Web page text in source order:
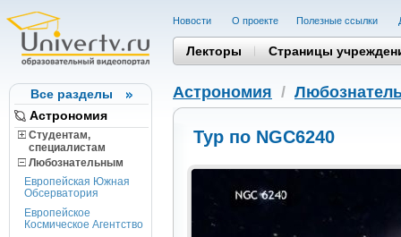
Все разделы
Астрономия
Студентам,
cпециалистам
Любознательным
Европейская Южная
Обсерватория
Европейское
Космическое Агентство
Новости О проекте Полезные cсылки
Лекторы Страницы
Астрономия /
Тур по NGC6240